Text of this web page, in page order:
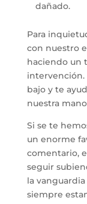
dañado.
Para
con nuestro
haciendo un
intervención.
bajo y te
nuestra mano
Si se te
un enorme
comentario,
seguir
la
siempre